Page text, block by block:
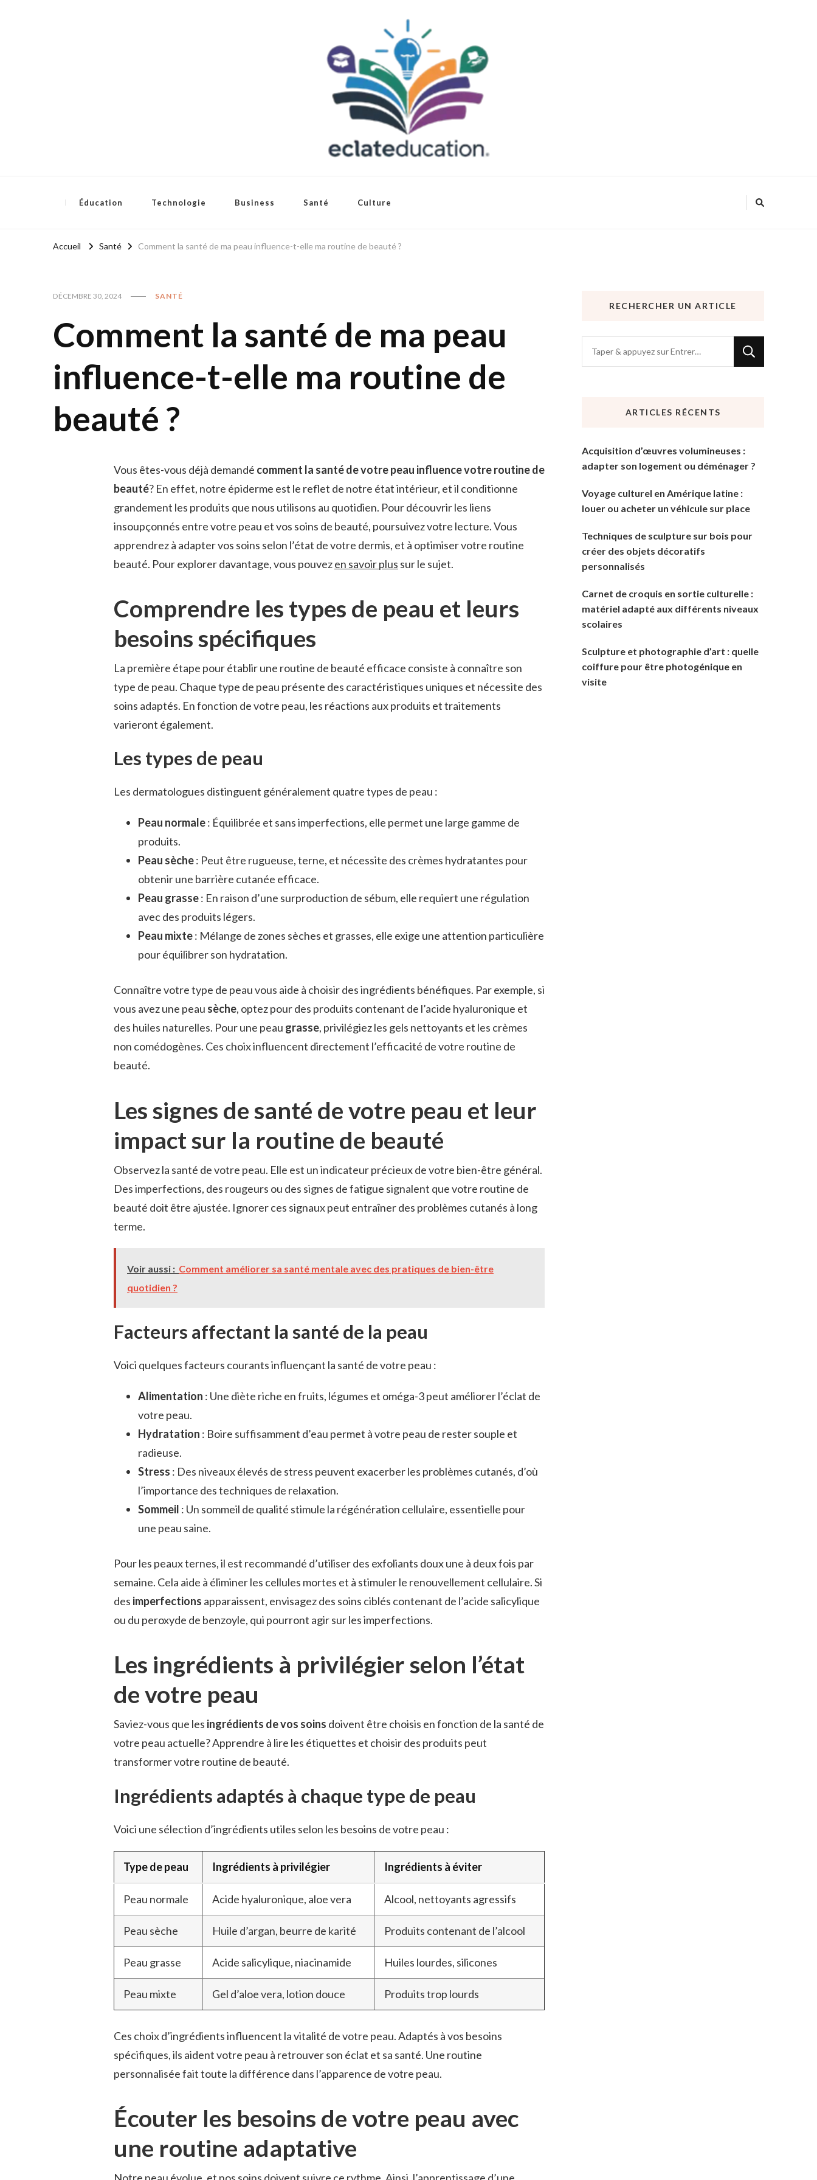
Éducation Technologie Business Santé Culture
Accueil Santé Comment la santé de ma peau influence-t-elle ma routine de beauté ?
DÉCEMBRE 30, 2024 SANTÉ
Comment la santé de ma peau
influence-t-elle ma routine de
beauté ?
Vous êtes-vous déjà demandé comment la santé de votre peau influence votre routine de
beauté? En effet, notre épiderme est le reflet de notre état intérieur, et il conditionne
grandement les produits que nous utilisons au quotidien. Pour découvrir les liens
insoupçonnés entre votre peau et vos soins de beauté, poursuivez votre lecture. Vous
apprendrez à adapter vos soins selon l’état de votre dermis, et à optimiser votre routine
beauté. Pour explorer davantage, vous pouvezen savoir plus sur le sujet.
Comprendre les types de peau et leurs
besoins spécifiques
La première étape pour établir une routine de beauté efficace consiste à connaître son
type de peau. Chaque type de peau présente des caractéristiques uniques et nécessite des
soins adaptés. En fonction de votre peau, les réactions aux produits et traitements
varieront également.
Les types de peau
Les dermatologues distinguent généralement quatre types de peau :
Peau normale: Équilibrée et sans imperfections, elle permet une large gamme de
produits.
Peau sèche: Peut être rugueuse, terne, et nécessite des crèmes hydratantes pour
obtenir une barrière cutanée efficace.
Peau grasse: En raison d’une surproduction de sébum, elle requiert une régulation
avec des produits légers.
Peau mixte: Mélange de zones sèches et grasses, elle exige une attention particulière
pour équilibrer son hydratation.
Connaître votre type de peau vous aide à choisir des ingrédients bénéfiques. Par exemple, si
vous avez une peau sèche, optez pour des produits contenant de l’acide hyaluronique et
des huiles naturelles. Pour une peau grasse, privilégiez les gels nettoyants et les crèmes
non comédogènes. Ces choix influencent directement l’efficacité de votre routine de
beauté.
Les signes de santé de votre peau et leur
impact sur la routine de beauté
Observez la santé de votre peau. Elle est un indicateur précieux de votre bien-être général.
Des imperfections, des rougeurs ou des signes de fatigue signalent que votre routine de
beauté doit être ajustée. Ignorer ces signaux peut entraîner des problèmes cutanés à long
terme.
Voir aussi : Comment améliorer sa santé mentale avec des pratiques de bien-être
quotidien ?
Facteurs affectant la santé de la peau
Voici quelques facteurs courants influençant la santé de votre peau :
Alimentation : Une diète riche en fruits, légumes et oméga-3 peut améliorer l’éclat de
votre peau.
Hydratation : Boire suffisamment d’eau permet à votre peau de rester souple et
radieuse.
Stress : Des niveaux élevés de stress peuvent exacerber les problèmes cutanés, d’où
l’importance des techniques de relaxation.
Sommeil : Un sommeil de qualité stimule la régénération cellulaire, essentielle pour
une peau saine.
Pour les peaux ternes, il est recommandé d’utiliser des exfoliants doux une à deux fois par
semaine. Cela aide à éliminer les cellules mortes et à stimuler le renouvellement cellulaire. Si
des imperfections apparaissent, envisagez des soins ciblés contenant de l’acide salicylique
ou du peroxyde de benzoyle, qui pourront agir sur les imperfections.
Les ingrédients à privilégier selon l’état
de votre peau
Saviez-vous que les ingrédients de vos soins doivent être choisis en fonction de la santé de
votre peau actuelle? Apprendre à lire les étiquettes et choisir des produits peut
transformer votre routine de beauté.
Ingrédients adaptés à chaque type de peau
Voici une sélection d’ingrédients utiles selon les besoins de votre peau :
Type de peau Ingrédients à privilégier Ingrédients à éviter
Peau normale Acide hyaluronique, aloe vera Alcool, nettoyants agressifs
Peau sèche Huile d’argan, beurre de karité Produits contenant de l’alcool
Peau grasse Acide salicylique, niacinamide Huiles lourdes, silicones
Peau mixte Gel d’aloe vera, lotion douce Produits trop lourds
Ces choix d’ingrédients influencent la vitalité de votre peau. Adaptés à vos besoins
spécifiques, ils aident votre peau à retrouver son éclat et sa santé. Une routine
personnalisée fait toute la différence dans l’apparence de votre peau.
Écouter les besoins de votre peau avec
une routine adaptative
RECHERCHER UN ARTICLE
recherchiez
ARTICLES RÉCENTS
Acquisition d’œuvres volumineuses :
adapter son logement ou déménager ?
Voyage culturel en Amérique latine :
louer ou acheter un véhicule sur place
Techniques de sculpture sur bois pour
créer des objets décoratifs
personnalisés
Carnet de croquis en sortie culturelle :
matériel adapté aux différents niveaux
scolaires
Sculpture et photographie d’art : quelle
coiffure pour être photogénique en
visite